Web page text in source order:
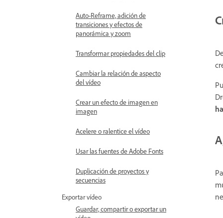
Auto-Reframe, adición de
transiciones y efectos de
panorámica y zoom
Transformar propiedades del clip
Cambiar la relación de aspecto
del vídeo
Crear un efecto de imagen en
imagen
Acelere o ralentice el vídeo
Usar las fuentes de Adobe Fonts
Duplicación de proyectos y
secuencias
Exportar vídeo
Guardar, compartir o exportar un